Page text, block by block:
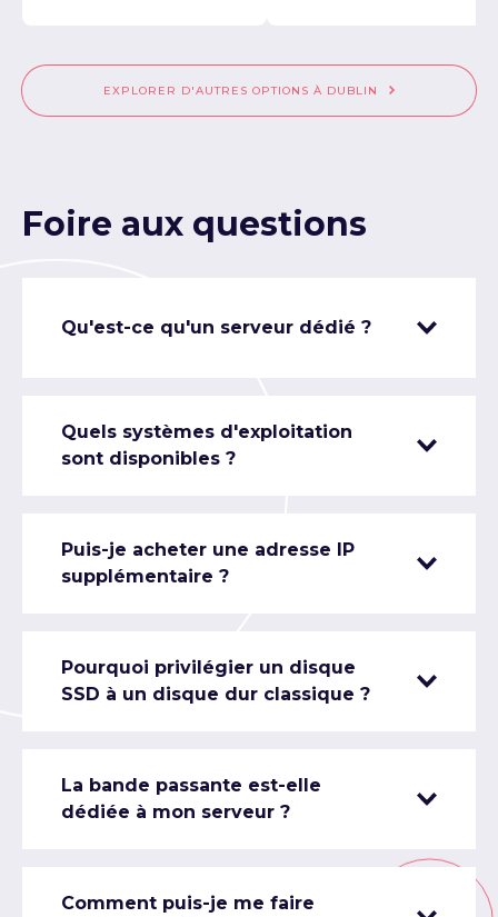
EXPLORER D'AUTRES OPTIONS À DUBLIN
Foire aux questions
Qu'est-ce qu'un serveur dédié ?
Quels systèmes d'exploitation
sont disponibles ?
Puis-je acheter une adresse IP
supplémentaire ?
Pourquoi privilégier un disque
SSD à un disque dur classique ?
La bande passante est-elle
dédiée à mon serveur ?
Comment puis-je me faire